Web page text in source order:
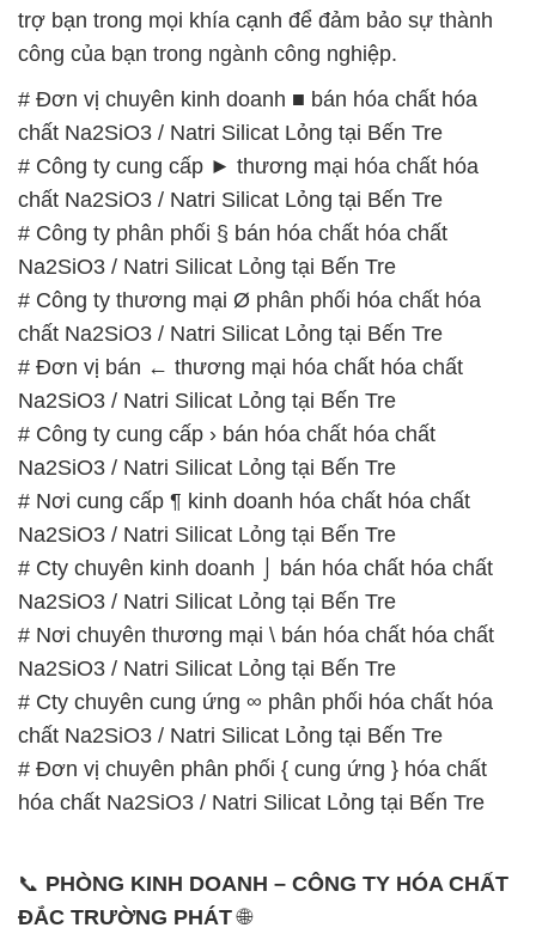
# Công ty cung cấp ► thương mại hóa chất hóa
chất Na2SiO3 / Natri Silicat Lỏng tại Bến Tre
# Công ty phân phối § bán hóa chất hóa chất
Na2SiO3 / Natri Silicat Lỏng tại Bến Tre
# Công ty thương mại Ø phân phối hóa chất hóa
chất Na2SiO3 / Natri Silicat Lỏng tại Bến Tre
# Đơn vị bán ← thương mại hóa chất hóa chất
Na2SiO3 / Natri Silicat Lỏng tại Bến Tre
# Công ty cung cấp › bán hóa chất hóa chất
Na2SiO3 / Natri Silicat Lỏng tại Bến Tre
# Nơi cung cấp ¶ kinh doanh hóa chất hóa chất
Na2SiO3 / Natri Silicat Lỏng tại Bến Tre
# Cty chuyên kinh doanh ⌡ bán hóa chất hóa chất
Na2SiO3 / Natri Silicat Lỏng tại Bến Tre
# Nơi chuyên thương mại \ bán hóa chất hóa chất
Na2SiO3 / Natri Silicat Lỏng tại Bến Tre
# Cty chuyên cung ứng ∞ phân phối hóa chất hóa
chất Na2SiO3 / Natri Silicat Lỏng tại Bến Tre
# Đơn vị chuyên phân phối { cung ứng } hóa chất
hóa chất Na2SiO3 / Natri Silicat Lỏng tại Bến Tre
📞PHÒNG KINH DOANH – CÔNG TY HÓA CHẤT
ĐẮC TRƯỜNG PHÁT 🌐
🌐 Website: https://hoachatmientay.com/
– 0933.920.505 – 028.3504.5555